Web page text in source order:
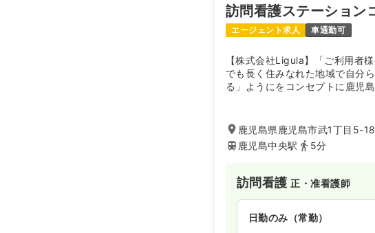
訪問看護ステーション
エージェント求人 車通勤可
【株式会社Ligula】「ご利用者
でも長く住みなれた地域で自分
る」ようにをコンセプトに鹿児
鹿児島県鹿児島市武1丁目5-
鹿児島中央駅
5分
訪問看護正・准看護師
日勤のみ（常勤）